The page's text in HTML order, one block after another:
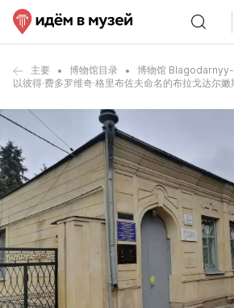
主要 博物馆目录
博物馆
以彼得·费多罗维奇·格里布佐夫命名的布拉戈达尔